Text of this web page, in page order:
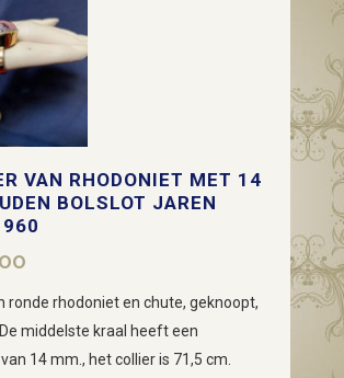
VAN RHODONIET MET 14
BOLSLOT JAREN
ronde rhodoniet en chute, geknoopt,
middelste kraal heeft een
14 mm., het collier is 71,5 cm.